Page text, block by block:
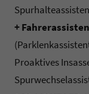
+
Proaktives